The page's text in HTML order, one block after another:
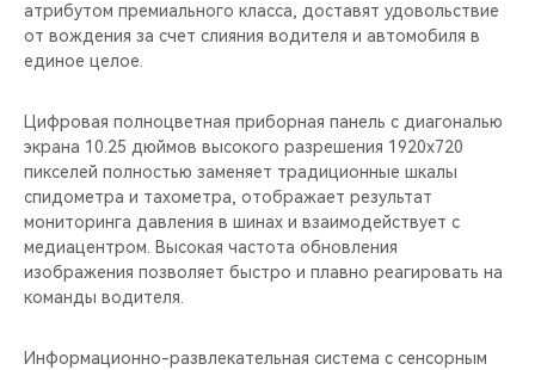
атрибутом премиального класса, доставят удовольствие
от вождения за счет слияния водителя и автомобиля в
единое целое.
Цифровая полноцветная приборная панель с диагональю
экрана 10.25 дюймов высокого разрешения 1920х720
пикселей полностью заменяет традиционные шкалы
спидометра и тахометра, отображает результат
мониторинга давления в шинах и взаимодействует с
медиацентром. Высокая частота обновления
изображения позволяет быстро и плавно реагировать на
команды водителя.
Информационно-развлекательная система с сенсорным